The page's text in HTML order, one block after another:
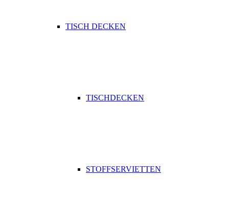
TISCH DECKEN
TISCHDECKEN
STOFFSERVIETTEN